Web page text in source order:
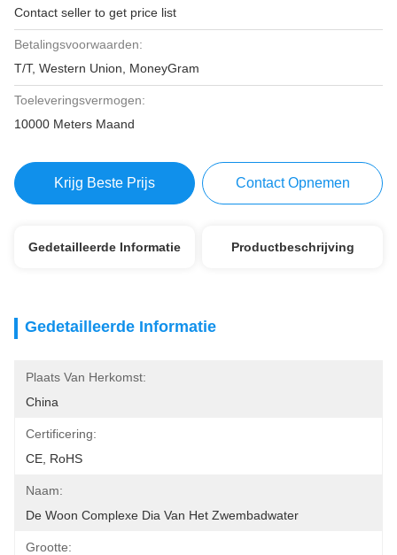
Contact seller to get price list
Betalingsvoorwaarden:
T/T, Western Union, MoneyGram
Toeleveringsvermogen:
10000 Meters Maand
Krijg Beste Prijs Contact Opnemen
Gedetailleerde Informatie Productbeschrijving
Gedetailleerde Informatie
Plaats Van Herkomst:
China
Certificering:
CE, RoHS
Naam:
De Woon Complexe Dia Van Het Zwembadwater
Grootte: